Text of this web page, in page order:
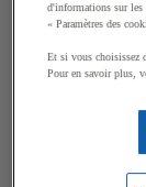
d'informations sur les
« Paramètres des
Et si vous choisissez
Pour en savoir plus,